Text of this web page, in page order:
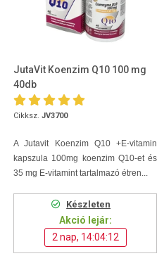
JutaVit Koenzim Q10 100 mg
40db
Cikksz. JV3700
A Jutavit Koenzim Q10 +E-vitamin
kapszula 100mg koenzim Q10-et és
35 mg E-vitamint tartalmazó étren...
Készleten
Akció lejár:
2 nap, 14:04:11